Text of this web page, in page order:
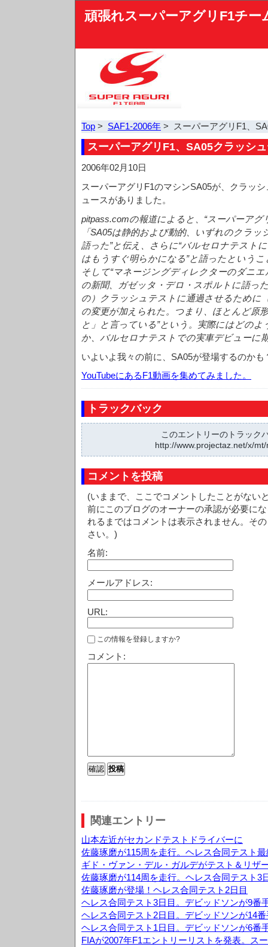
頑張れスーパーアグリF1チー
Top > SAF1-2006年 > スーパーアグリF1、
スーパーアグリF1、SA05クラッシ
2006年02月10日
スーパーアグリF1のマシンSA05が、クラッ
ュースがありました。
pitpass.comの報道によると、“スーパーア
「SA05は静的および動的、いずれのクラ
語った”と伝え、さらに“バルセロナテスト
はもうすぐ明らかになる”と語ったというこ
そして“マネージングディレクターのダニ
の新聞、ガゼッタ・デロ・スポルトに語っ
の）クラッシュテストに通過させるために
の変更が加えられた。つまり、ほとんど原
と」と言っている”という。実際にはどの
か、バルセロナテストでの実車デビューに
いよいよ我々の前に、SA05が登場するのかも
YouTubeにあるF1動画を集めてみました。
トラックバック
このエントリーのトラック
http://www.projectaz.net/x/
コメントを投稿
(いままで、ここでコメントしたことがない
前にこのブログのオーナーの承認が必要に
れるまではコメントは表示されません。そ
さい。)
名前:
メールアドレス:
URL:
この情報を登録しますか?
コメント:
関連エントリー
山本左近がセカンドテストドライバーに
佐藤琢磨が115周を走行。ヘレス合同テスト
ギド・ヴァン・デル・ガルデがテスト＆リザ
佐藤琢磨が114周を走行。ヘレス合同テスト3
佐藤琢磨が登場！ヘレス合同テスト2日目
ヘレス合同テスト3日目。デビッドソンが9番
ヘレス合同テスト2日目。デビッドソンが14
ヘレス合同テスト1日目。デビッドソンが6番
FIAが2007年F1エントリーリストを発表。ス